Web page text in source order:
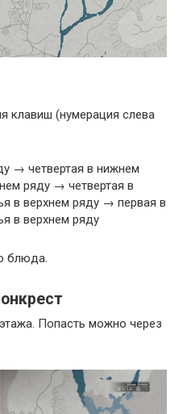
клавиш (нумерация слева
→ четвертая в нижнем
ряду → четвертая в
в верхнем ряду → первая в
в верхнем ряду
блюда.
Попасть можно через